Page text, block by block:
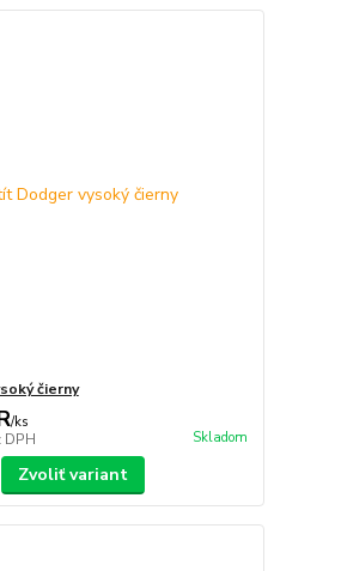
čierny
/ks
DPH Skladom
Zvoliť variant